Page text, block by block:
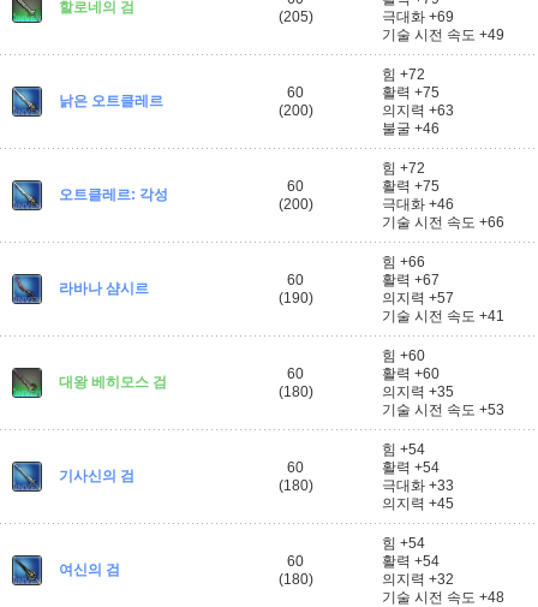
할로네의 검
(205)
극대화 +69
기술 시전 속도 +49
낡은 오트클레르
60
(200)
힘 +72
활력 +75
의지력 +63
불굴 +46
오트클레르: 각성
60
(200)
힘 +72
활력 +75
극대화 +46
기술 시전 속도 +66
라바나 샴시르
60
(190)
힘 +66
활력 +67
의지력 +57
기술 시전 속도 +41
대왕 베히모스 검
60
(180)
힘 +60
활력 +60
의지력 +35
기술 시전 속도 +53
기사신의 검
60
(180)
힘 +54
활력 +54
극대화 +33
의지력 +45
여신의 검
60
(180)
힘 +54
활력 +54
의지력 +32
기술 시전 속도 +48